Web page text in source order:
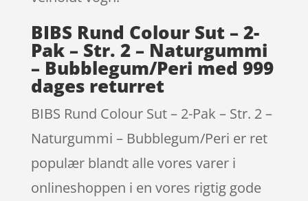
BIBS Rund Colour Sut – 2-
Pak – Str. 2 – Naturgummi
– Bubblegum/Peri med 999
dages returret
BIBS Rund Colour Sut – 2-Pak – Str. 2 –
Naturgummi – Bubblegum/Peri er ret
populær blandt alle vores varer i
onlineshoppen i en vores rigtig gode